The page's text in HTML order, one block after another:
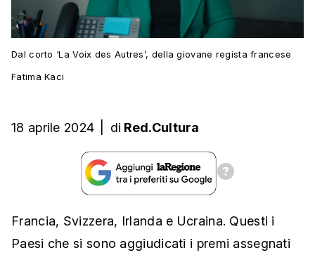
Dal corto ‘La Voix des Autres’, della giovane regista francese
Fatima Kaci
18 aprile 2024 di Red.Cultura
Francia, Svizzera, Irlanda e Ucraina. Questi i
Paesi che si sono aggiudicati i premi assegnati